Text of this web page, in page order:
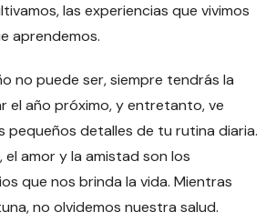
las experiencias que vivimos
aprendemos.
no puede ser, siempre tendrás la
el año próximo, y entretanto, ve
pequeños detalles de tu rutina diaria.
amor y la amistad son los
que nos brinda la vida. Mientras
no olvidemos nuestra salud.